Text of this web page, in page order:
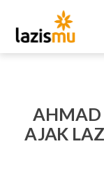
AHMAD
AJAK